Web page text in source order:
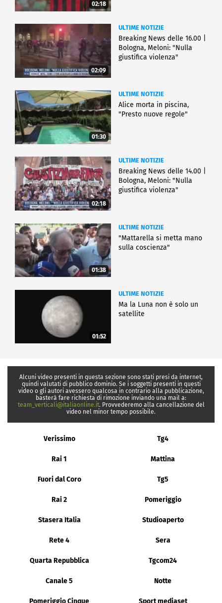
02:18
02:09
ULTIME NOTIZIE
Breaking News delle 16.00 |
Bologna, Meloni: "Nulla
giustifica violenza"
01:30
ULTIME NOTIZIE
Alice morta in piscina,
"Presto nuove regole"
02:18
ULTIME NOTIZIE
Breaking News delle 14.00 |
Bologna, Meloni: "Nulla
giustifica violenza"
01:38
ULTIME NOTIZIE
"Mattarella si metta mano
sulla coscienza"
01:52
ULTIME NOTIZIE
Ma la Luna non è solo un
satellite
Alcuni video presenti in questa sezione sono stati presi da internet,
quindi valutati di pubblico dominio. Se i soggetti presenti in questi
video o gli autori avessero qualcosa in contrario alla pubblicazione,
basterà fare richiesta di rimozione inviando una mail a:
team_verticali@italiaonline.it. Provvederemo alla cancellazione del
video nel minor tempo possibile.
Verissimo Tg4
Rai 1 Mattina
Fuori dal Coro Tg5
Rai 2 Pomeriggio
Stasera Italia Studioaperto
Rete 4 Sera
Quarta Repubblica Tgcom24
Canale 5 Notte
Pomeriggio Cinque Sport mediaset